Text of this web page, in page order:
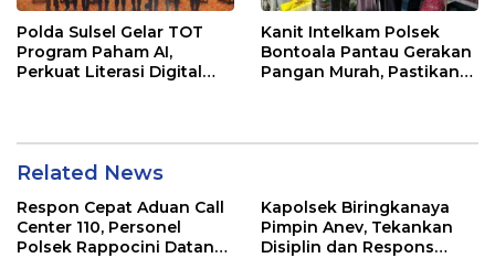
Polda Sulsel Gelar TOT
Program Paham AI,
Perkuat Literasi Digital
Kanit Intelkam Polsek
Bontoala Pantau Gerakan
Pangan Murah, Pastikan
Related News
Respon Cepat Aduan Call
Center 110, Personel
Polsek Rappocini Datangi
Kapolsek Biringkanaya
Pimpin Anev, Tekankan
Disiplin dan Respons